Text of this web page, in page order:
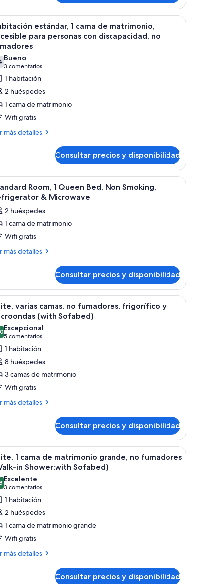
en la pared.
un banco, dos mesitas de noche con lámparas, una ventana con
Habitación de hotel con cama, dos mesitas
4
estándar, 1 cama de matrimonio,
para personas con discapacidad, no
de 10
Bueno
3 comentarios
(3 comentarios)
1 habitación
2 huéspedes
1 cama de matrimonio
Wifi gratis
más detalles
Consultar precios y disponibilidad
microondas, además de inodoro.Un vestíbulo de hotel con alfombra
2
Room, 1 Queen Bed, Non Smoking,
& Microwave
2 huéspedes
1 cama de matrimonio
Wifi gratis
más detalles
Consultar precios y disponibilidad
noche, escritorio con silla, televisor y ventana con persianas.
Una habitación de hotel con una cama,
4
varias camas, no fumadores, frigorífico y
(with Sofabed)
de 10
Excepcional
5 comentarios
(5 comentarios)
1 habitación
8 huéspedes
3 camas de matrimonio
Wifi gratis
más detalles
Consultar precios y disponibilidad
la pared.
una mesita y piso alfombrado. Una habitación de hotel con una cama, una
4
1 cama de matrimonio grande, no fumadores
in Shower;with Sofabed)
de 10
Excelente
3 comentarios
(3 comentarios)
1 habitación
2 huéspedes
1 cama de matrimonio grande
Wifi gratis
más detalles
Consultar precios y disponibilidad